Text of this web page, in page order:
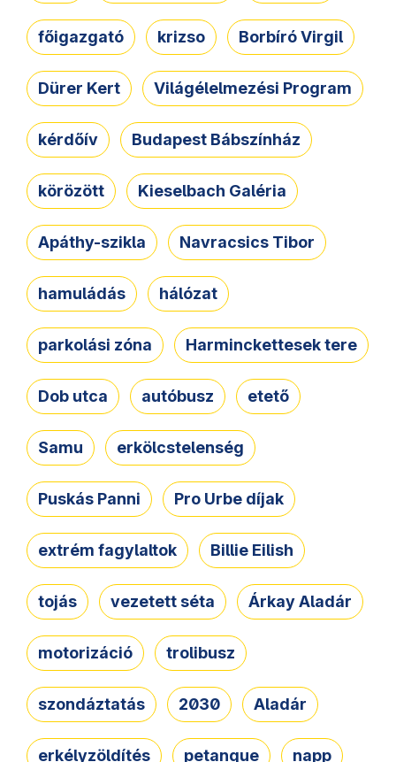
főigazgató krizso Borbíró Virgil
Dürer Kert Világélelmezési Program
kérdőív Budapest Bábszínház
körözött Kieselbach Galéria
Apáthy-szikla Navracsics Tibor
hamuládás hálózat
parkolási zóna Harminckettesek tere
Dob utca autóbusz etető
Samu erkölcstelenség
Puskás Panni Pro Urbe díjak
extrém fagylaltok Billie Eilish
tojás vezetett séta Árkay Aladár
motorizáció trolibusz
szondáztatás 2030 Aladár
erkélyzöldítés petanque napp